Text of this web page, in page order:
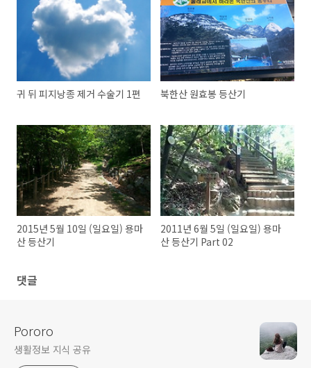
귀 뒤 피지낭종 제거 수술기 1편 북한산 원효봉 등산기
2015년 5월 10일 (일요일) 용마
산 등산기
2011년 6월 5일 (일요일) 용마
산 등산기 Part 02
댓글
Pororo
생활정보 지식 공유